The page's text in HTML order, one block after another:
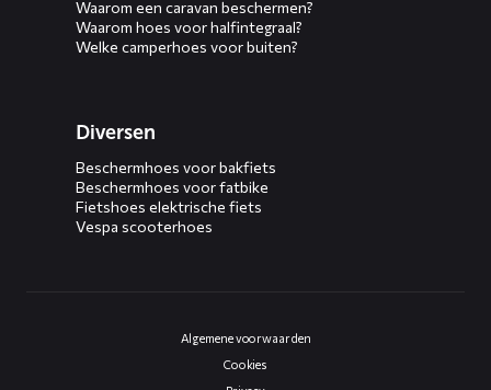
Waarom een caravan beschermen?
Waarom hoes voor halfintegraal?
Welke camperhoes voor buiten?
Diversen
Beschermhoes voor bakfiets
Beschermhoes voor fatbike
Fietshoes elektrische fiets
Vespa scooterhoes
Algemene voorwaarden
Cookies